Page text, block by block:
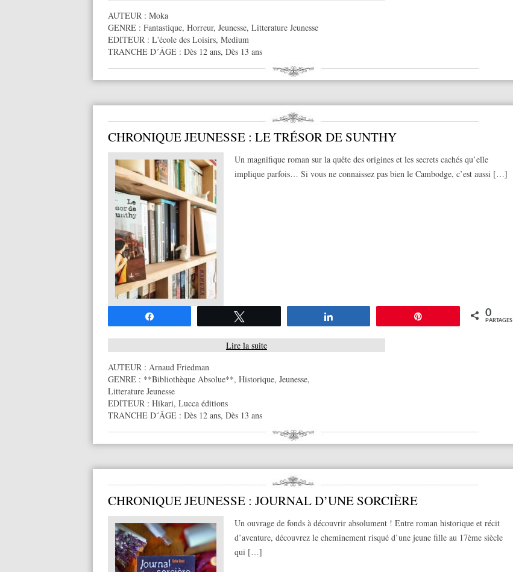
AUTEUR : Moka
GENRE : Fantastique, Horreur, Jeunesse, Litterature Jeunesse
EDITEUR : L'école des Loisirs, Medium
TRANCHE D´ÂGE : Dès 12 ans, Dès 13 ans
CHRONIQUE JEUNESSE : LE TRÉSOR DE SUNTHY
Un magnifique roman sur la quête des origines et les secrets cachés qu’elle
implique parfois… Si vous ne connaissez pas bien le Cambodge, c’est aussi […]
0
PARTAGES
Lire la suite
AUTEUR : Arnaud Friedman
GENRE : **Bibliothèque Absolue**, Historique, Jeunesse,
Litterature Jeunesse
EDITEUR : Hikari, Lucca éditions
TRANCHE D´ÂGE : Dès 12 ans, Dès 13 ans
CHRONIQUE JEUNESSE : JOURNAL D’UNE SORCIÈRE
Un ouvrage de fonds à découvrir absolument ! Entre roman historique et récit
d’aventure, découvrez le cheminement risqué d’une jeune fille au 17ème siècle
qui […]